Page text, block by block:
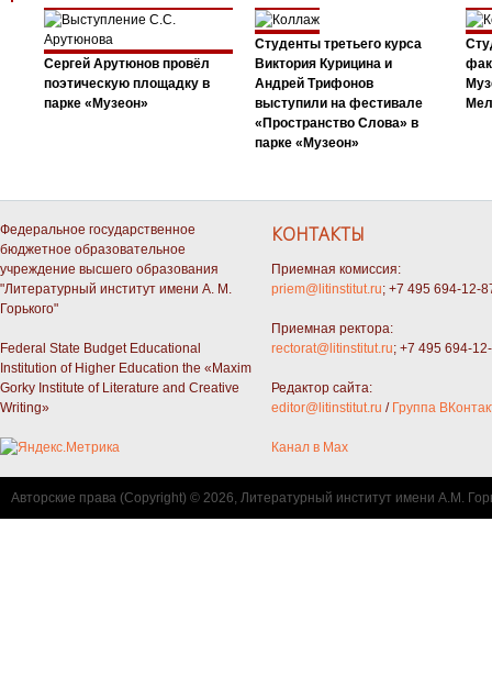
Сергей Арутюнов провёл
поэтическую площадку в
парке «Музеон»
Студенты третьего курса
Виктория Курицина и
Андрей Трифонов
выступили на фестивале
«Пространство Слова» в
парке «Музеон»
Федеральное государственное
бюджетное образовательное
учреждение высшего образования
"Литературный институт имени А. М.
Горького"
Federal State Budget Educational
Institution of Higher Education the «Maxim
Gorky Institute of Literature and Creative
Writing»
КОНТАКТЫ
Приемная комиссия:
priem@litinstitut.ru; +7 495 694-12-
Приемная ректора:
rectorat@litinstitut.ru; +7 495 694-
Редактор сайта:
editor@litinstitut.ru / Группа
Канал в Max
Авторские права (Copyright) © 2026, Литературный институт имени А.М.